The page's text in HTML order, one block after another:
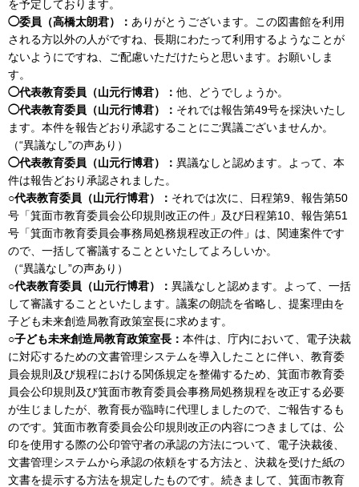
を予定しております。
◯委員（高橋太朗君）： ありがとうございます。この図書館を利用
される方以外の人がですね、長期にわたって利用するようなことが
ないようにですね、ご配慮いただけたらと思います。お願いしま
す。
◯代表教育委員（山元行博君）： 他、どうでしょうか。
◯代表教育委員（山元行博君）： それでは報告第49号を採決いたし
ます。本件を報告どおり承認することにご異議ございませんか。
（“異議なし”の声あり）
◯代表教育委員（山元行博君）： 異議なしと認めます。よって、本
件は報告どおり承認されました。
○代表教育委員（山元行博君）： それでは次に、日程第9、報告第50
号「箕面市教育委員会公印規則改正の件」及び日程第10、報告第51
号「箕面市教育委員会事務局処務規程改正の件」は、関連案件です
ので、一括して審議することといたしてよろしいか。
（“異議なし”の声あり）
○代表教育委員（山元行博君）： 異議なしと認めます。よって、一括
して審議することといたします。議案の朗読を省略し、提案理由を
子ども未来創造局教育政策室長に求めます。
○子ども未来創造局教育政策室長： 本件は、庁内において、電子決裁
に対応するための文書管理システムを導入したことに伴い、教育委
員会規則及び規程における関係規定を整備するため、箕面市教育委
員会公印規則及び箕面市教育委員会事務局処務規程を改正する必要
が生じましたが、教育長が臨時に代理しましたので、ご報告するも
のです。箕面市教育委員会公印規則改正の内容につきましては、公
印を使用する際の公印管守者の承認の方法について、電子決裁後、
文書管理システムから承認の依頼をする方法と、決裁を受けた紙の
文書を提示する方法を規定したものです。続きまして、箕面市教育